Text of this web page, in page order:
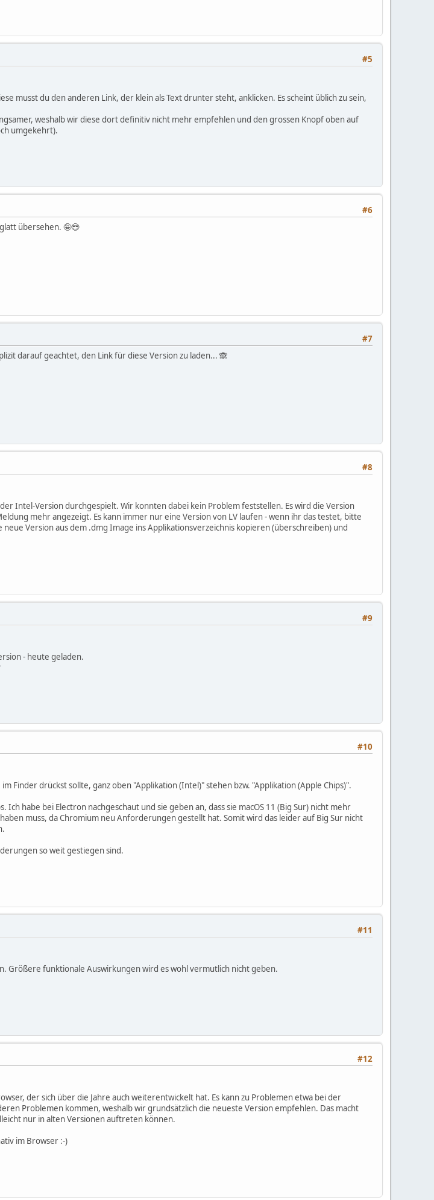
#5
musst du den anderen Link, der klein als Text drunter steht, anklicken. Es scheint üblich zu sein,
weshalb wir diese dort definitiv nicht mehr empfehlen und den grossen Knopf oben auf
umgekehrt).
#6
übersehen. 🤪😎
#7
darauf geachtet, den Link für diese Version zu laden... 🙈
#8
Intel-Version durchgespielt. Wir konnten dabei kein Problem feststellen. Es wird die Version
mehr angezeigt. Es kann immer nur eine Version von LV laufen - wenn ihr das testet, bitte
Version aus dem .dmg Image ins Applikationsverzeichnis kopieren (überschreiben) und
#9
- heute geladen.
#10
Finder drückst sollte, ganz oben "Applikation (Intel)" stehen bzw. "Applikation (Apple Chips)".
habe bei Electron nachgeschaut und sie geben an, dass sie macOS 11 (Big Sur) nicht mehr
muss, da Chromium neu Anforderungen gestellt hat. Somit wird das leider auf Big Sur nicht
so weit gestiegen sind.
#11
Größere funktionale Auswirkungen wird es wohl vermutlich nicht geben.
#12
der sich über die Jahre auch weiterentwickelt hat. Es kann zu Problemen etwa bei der
Problemen kommen, weshalb wir grundsätzlich die neueste Version empfehlen. Das macht
nur in alten Versionen auftreten können.
im Browser :-)